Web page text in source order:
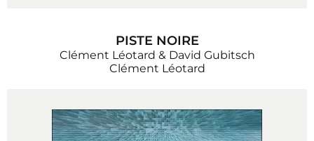
PISTE NOIRE
Clément Léotard & David Gubitsch
Clément Léotard